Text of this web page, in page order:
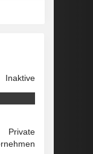
Inaktive
Private